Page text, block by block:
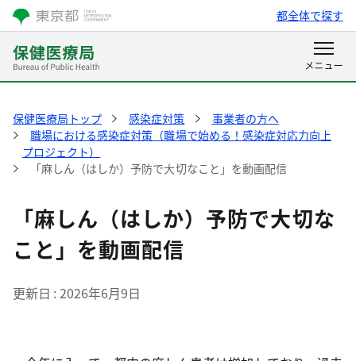
都全体で探す
保健医療局トップ 感染症対策
事業者の方へ
職場における感染症対策（職場で始める！感染症対応力向上
プロジェクト）
「麻しん（はしか）予防で大切なこと」を動画配信
「麻しん（はしか）予防で大切な
こと」を動画配信
更新日 2026年6月9日